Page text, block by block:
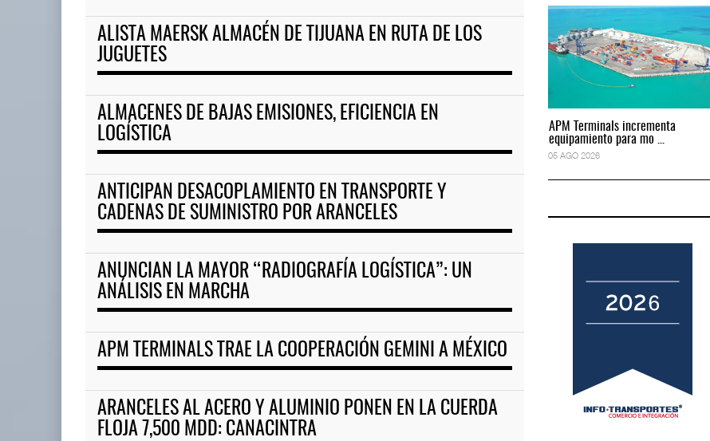
ALISTA MAERSK ALMACÉN DE TIJUANA EN RUTA DE LOS
JUGUETES
ALMACENES DE BAJAS EMISIONES, EFICIENCIA EN
LOGÍSTICA
ANTICIPAN DESACOPLAMIENTO EN TRANSPORTE Y
CADENAS DE SUMINISTRO POR ARANCELES
ANUNCIAN LA MAYOR “RADIOGRAFÍA LOGÍSTICA”: UN
ANÁLISIS EN MARCHA
APM TERMINALS TRAE LA COOPERACIÓN GEMINI A MÉXICO
ARANCELES AL ACERO Y ALUMINIO PONEN EN LA CUERDA
FLOJA 7,500 MDD: CANACINTRA
05 AGO 2026 05 AGO 2026
APM Terminals incrementa
equipamiento para mo ...
05 AGO 2026
ExxonMobil lleva mantenimiento predictivo al au